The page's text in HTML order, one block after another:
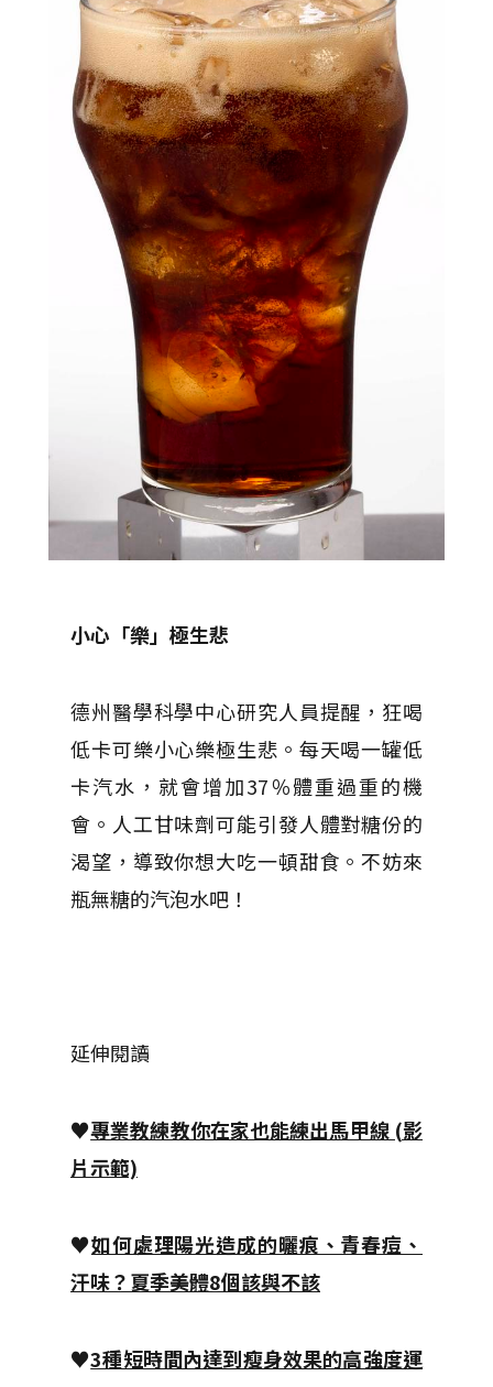
小心「樂」極生悲
德州醫學科學中心研究人員提醒，狂喝
低卡可樂小心樂極生悲。每天喝一罐低
卡汽水，就會增加37％體重過重的機
會。人工甘味劑可能引發人體對糖份的
渴望，導致你想大吃一頓甜食。不妨來
瓶無糖的汽泡水吧！
延伸閱讀
♥專業教練教你在家也能練出馬甲線 (影
片示範)
♥如何處理陽光造成的曬痕、青春痘、
汗味？夏季美體8個該與不該
♥3種短時間內達到瘦身效果的高強度運